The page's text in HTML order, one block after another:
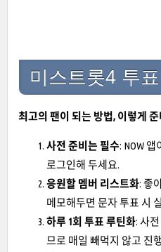
미스트롯4 투
최고의 팬이 되는 방법, 이렇게
사전 준비는 필수: NOW
로그인해 두세요.
응원할 멤버 리스트화: 좋
메모해두면 문자 투표 시
하루 1회 투표 루틴화: 사
므로 매일 빼먹지 않고 진